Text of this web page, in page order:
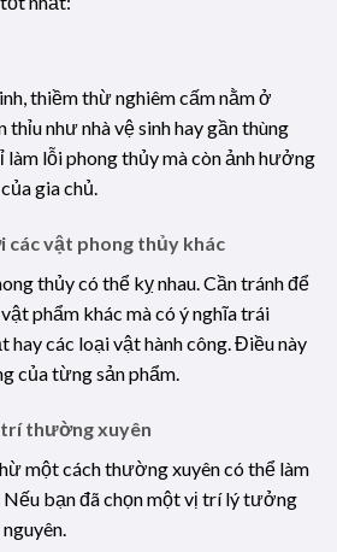
thiềm thừ nghiêm cấm nằm ở
thỉu như nhà vệ sinh hay gần thùng
làm lỗi phong thủy mà còn ảnh hưởng
gia chủ.
các vật phong thủy khác
thủy có thể kỵ nhau. Cần tránh để
phẩm khác mà có ý nghĩa trái
các loại vật hành công. Điều này
của từng sản phẩm.
thường xuyên
một cách thường xuyên có thể làm
Nếu bạn đã chọn một vị trí lý tưởng